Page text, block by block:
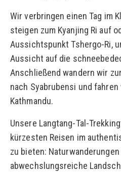
Wir verbringen einen Tag im
steigen zum Kyanjing Ri auf
Aussichtspunkt Tshergo-Ri,
Aussicht auf die
Anschließend wandern wir
nach Syabrubensi und
Kathmandu.
Unsere Langtang-Tal-
kürzesten Reisen im
zu bieten:
abwechslungsreiche